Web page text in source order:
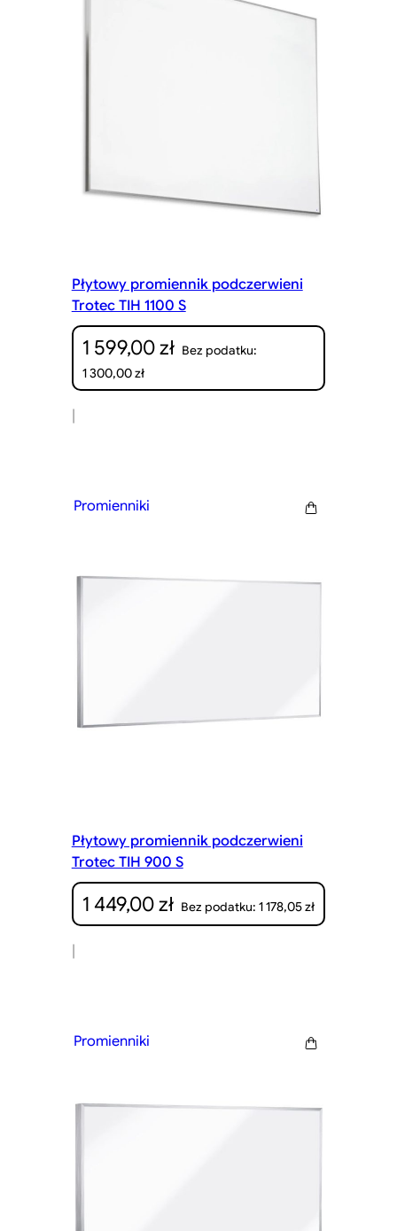
Płytowy promiennik podczerwieni
Trotec TIH 1100 S
1 599,00zł Bez podatku:
1 300,00zł
|
Promienniki
Płytowy promiennik podczerwieni
Trotec TIH 900 S
1 449,00zł Bez podatku: 1 178,05zł
|
Promienniki